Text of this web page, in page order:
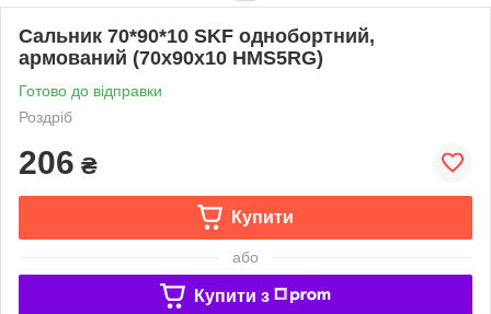
Сальник 70*90*10 SKF однобортний,
армований (70x90x10 HMS5RG)
Готово до відправки
Роздріб
206 ₴
Купити
або
Купити з